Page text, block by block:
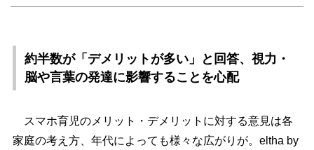
約半数が「デメリットが多い」と回答、視力・
脳や言葉の発達に影響することを心配
スマホ育児のメリット・デメリットに対する意見は各
家庭の考え方、年代によっても様々な広がりが。eltha by